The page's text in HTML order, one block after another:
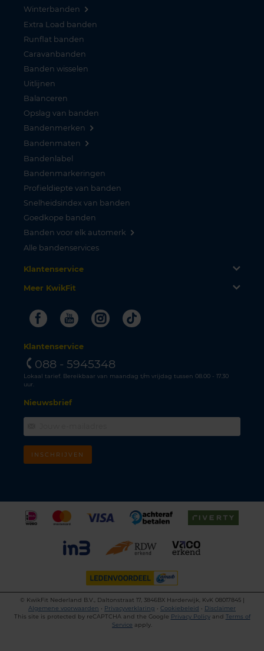
Winterbanden
Extra Load banden
Runflat banden
Caravanbanden
Banden wisselen
Uitlijnen
Balanceren
Opslag van banden
Bandenmerken
Bandenmaten
Bandenlabel
Bandenmarkeringen
Profieldiepte van banden
Snelheidsindex van banden
Goedkope banden
Banden voor elk automerk
Alle bandenservices
Klantenservice
Meer KwikFit
FacebookYoutubeInstagram
Tiktok
Klantenservice
088 - 5945348
Lokaal tarief. Bereikbaar van maandag t/m vrijdag tussen 08.00 - 17.30
uur.
Nieuwsbrief
INSCHRIJVEN
©
KwikFit Nederland B.V., Daltonstraat 17, 3846BX Harderwijk, KvK 08017845 |
Algemene voorwaarden • Privacyverklaring • Cookiebeleid • Disclaimer
This site is protected by reCAPTCHA and the Google Privacy Policyand Terms of
Service apply.